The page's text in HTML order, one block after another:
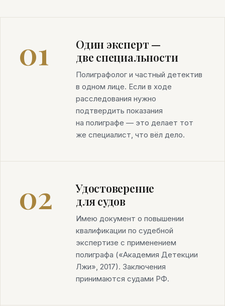
01
Один эксперт —
две специальности
Полиграфолог и частный детектив
в одном лице. Если в ходе
расследования нужно
подтвердить показания
на полиграфе — это делает тот
же специалист, что вёл дело.
02
Удостоверение
для судов
Имею документ о повышении
квалификации по судебной
экспертизе с применением
полиграфа («Академия Детекции
Лжи», 2017). Заключения
принимаются судами РФ.